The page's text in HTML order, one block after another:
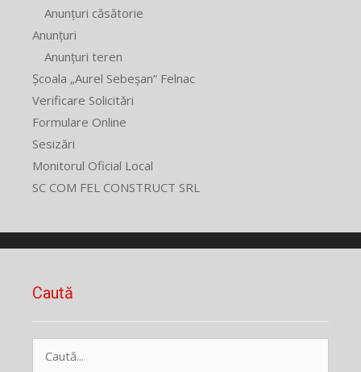
Anunțuri căsătorie
Anunțuri
Anunțuri teren
Școala „Aurel Sebeșan” Felnac
Verificare Solicitări
Formulare Online
Sesizări
Monitorul Oficial Local
SC COM FEL CONSTRUCT SRL
Caută
după: